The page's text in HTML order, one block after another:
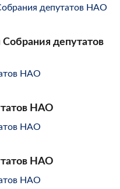
Собрания депутатов
НАО
НАО